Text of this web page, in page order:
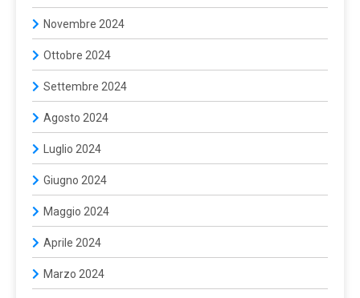
Novembre 2024
Ottobre 2024
Settembre 2024
Agosto 2024
Luglio 2024
Giugno 2024
Maggio 2024
Aprile 2024
Marzo 2024